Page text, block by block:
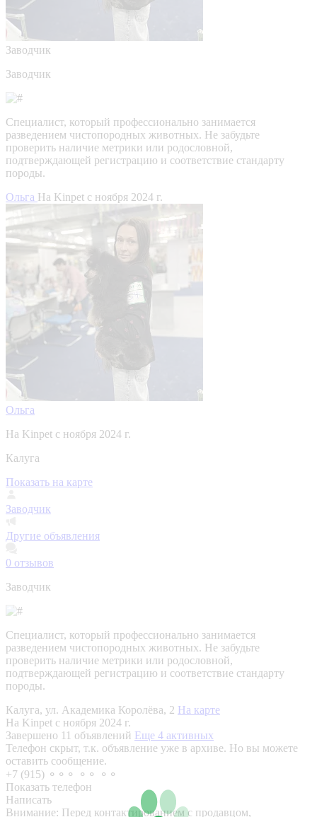
Заводчик
Заводчик
Специалист, который профессионально занимается
разведением чистопородных животных. Не забудьте
проверить наличие метрики или родословной,
подтверждающей регистрацию и соответствие стандарту
породы.
Ольга На Kinpet c ноября 2024 г.
Ольга
На Kinpet c ноября 2024 г.
Калуга
Показать на карте
Заводчик
Другие объявления
0 отзывов
Заводчик
Специалист, который профессионально занимается
разведением чистопородных животных. Не забудьте
проверить наличие метрики или родословной,
подтверждающей регистрацию и соответствие стандарту
породы.
Калуга, ул. Академика Королёва, 2 На карте
На Kinpet c ноября 2024 г.
Завершено 11 объявлений Еще 4 активных
Телефон скрыт, т.к. объявление уже в архиве. Но вы можете
оставить сообщение.
+7 (915) ⚬⚬⚬ ⚬⚬ ⚬⚬
Показать телефон
Написать
Внимание: Перед контактированием с продавцом,